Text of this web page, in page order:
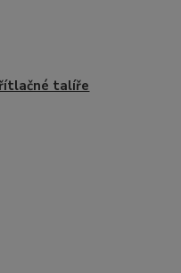
talíře